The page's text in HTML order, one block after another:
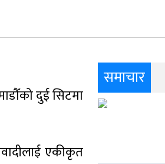
दुई सिटमा
एकीकृत
समाचार